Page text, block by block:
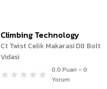
Climbing Technology
Ct Twist Celik Makarasi D8 Bolt
Vidasi
0.0 Puan - 0
Yorum